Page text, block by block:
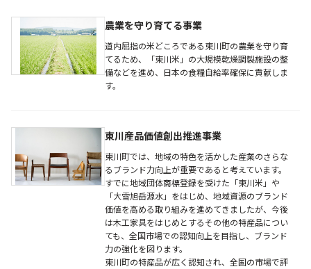
農業を守り育てる事業
道内屈指の米どころである東川町の農業を守り育
てるため、「東川米」の大規模乾燥調製施設の整
備などを進め、日本の食糧自給率確保に貢献しま
す。
東川産品価値創出推進事業
東川町では、地域の特色を活かした産業のさらな
るブランド力向上が重要であると考えています。
すでに地域団体商標登録を受けた「東川米」や
「大雪旭岳源水」をはじめ、地域資源のブランド
価値を高める取り組みを進めてきましたが、今後
は木工家具をはじめとするその他の特産品につい
ても、全国市場での認知向上を目指し、ブランド
力の強化を図ります。
東川町の特産品が広く認知され、全国の市場で評